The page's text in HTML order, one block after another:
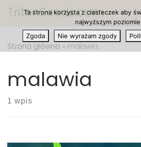
Przejdź do treści
TritonSeeds.com
Strona główna » malawia
malawia
1 wpis
Ta strona korzysta z ciasteczek aby
najwyższym
Zgoda
Nie wyrażam zgody